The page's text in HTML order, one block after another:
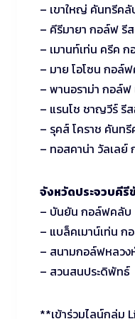
– เขาใหญ่ คันทรีคลั
– คีรีมายา กอล์ฟ รี
– เมานท์เท่น ครีค
– มาย โอโซน กอล์
– พานอราม่า กอล์
– แรนโช ชาญวีร์ รี
– รุคส์ โคราช คันท
– ทอสคาน่า วัลเล
จังหวัดประจวบคีรี
– บันยัน กอล์ฟคลับ
– แบล็คเมาน์เท่น
– สนามกอล์ฟหลวง
– สวนสนประดิพัทธ์
**เข้าร่วมไลน์กลุ่ม